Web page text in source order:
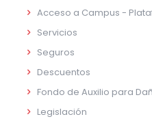
Acceso a Campus -
Servicios
Seguros
Descuentos
Fondo de Auxilio para
Legislación